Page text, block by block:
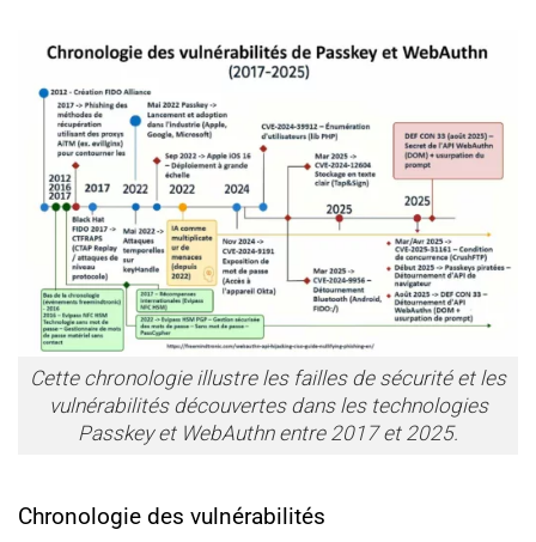
Cette chronologie illustre les failles de sécurité et les
vulnérabilités découvertes dans les technologies
Passkey et WebAuthn entre 2017 et 2025.
Chronologie des vulnérabilités